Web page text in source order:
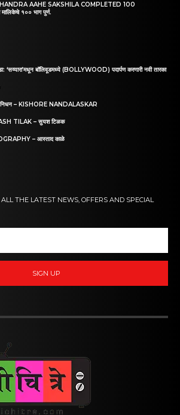
AAHE SAKSHILA COMPLETED 100
१०० भाग पुर्ण.
बॉलिवूडमध्ये (BOLLYWOOD) पदार्पण करणारी नवी तारका
निधन – KISHORE NANDALASKAR
TILAK – सुयश टिळक
– आस्ताद काळे
THE LATEST NEWS, OFFERS AND SPECIAL
SIGN UP